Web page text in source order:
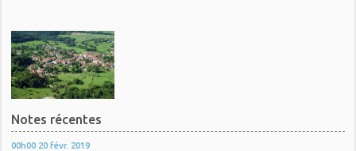
Notes récentes
00h00 20 févr. 2019